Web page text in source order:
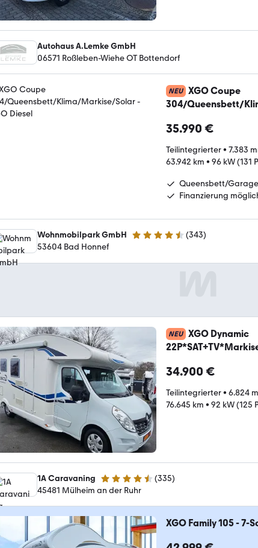
Autohaus A.Lemke GmbH
06571 Roßleben-Wiehe OT Bottendorf
NEU
XGO Coupe
304/Queensbett/
35.990 €
Teilintegrierter• 7.383
63.942 km • 96 kW (131
Queensbett/Garage
Finanzierung
Wohnmobilpark GmbH 4.3 Sterne (343)
53604 Bad Honnef
NEU
XGO Dynamic
34.900 €
Teilintegrierter• 6.824
76.645 km • 92 kW (125
1A Caravaning 4.6 Sterne (335)
45481 Mülheim an der Ruhr
XGO Family 105 - 7-